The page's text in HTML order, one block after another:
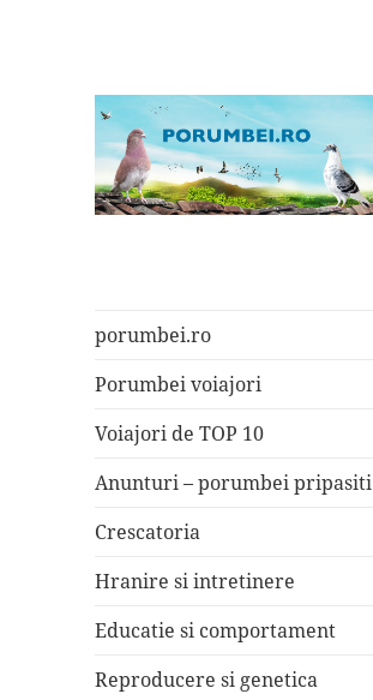
porumbei.ro
Porumbei voiajori
Voiajori de TOP 10
Anunturi – porumbei pripasiti
Crescatoria
Hranire si intretinere
Educatie si comportament
Reproducere si genetica